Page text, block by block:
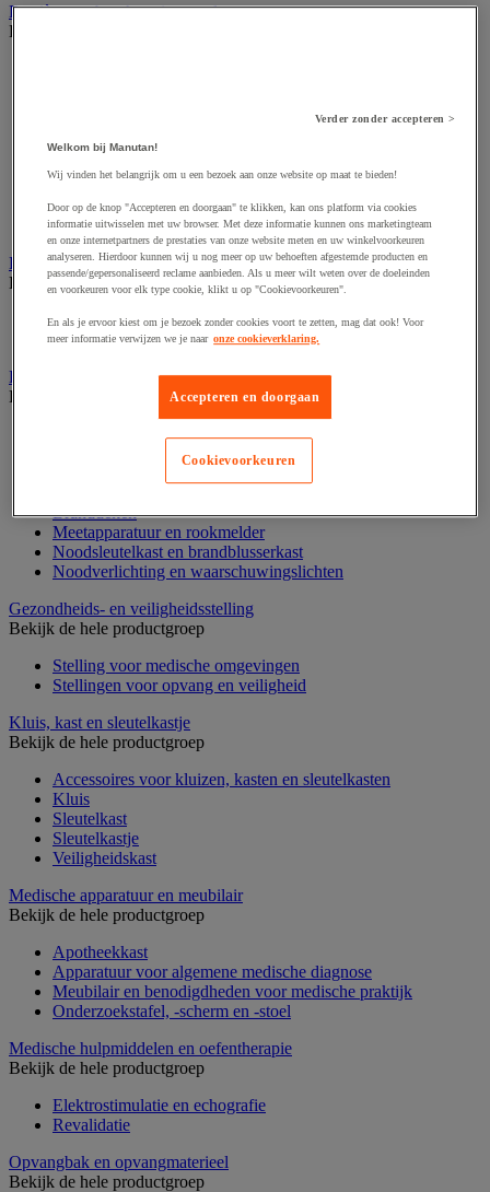
Barrière- en beschermingspaal
Bekijk de hele productgroep
Beschermende afscherming
Beschermende rolbeugel
Modulaire afscherming
Muurhouder met riem
Signaalketting
Bescherming en demper
Bekijk de hele productgroep
Hoek en profiel
Stootranden
Brandpreventie
Bekijk de hele productgroep
Brandbestrijding accessoires
Branddeken
Meetapparatuur en rookmelder
Noodsleutelkast en brandblusserkast
Noodverlichting en waarschuwingslichten
Gezondheids- en veiligheidsstelling
Bekijk de hele productgroep
Stelling voor medische omgevingen
Stellingen voor opvang en veiligheid
Kluis, kast en sleutelkastje
Bekijk de hele productgroep
Accessoires voor kluizen, kasten en sleutelkasten
Kluis
Sleutelkast
Sleutelkastje
Veiligheidskast
Medische apparatuur en meubilair
Bekijk de hele productgroep
Apotheekkast
Apparatuur voor algemene medische diagnose
Meubilair en benodigdheden voor medische praktijk
Onderzoekstafel, -scherm en -stoel
Medische hulpmiddelen en oefentherapie
Bekijk de hele productgroep
Elektrostimulatie en echografie
Revalidatie
Opvangbak en opvangmaterieel
Bekijk de hele productgroep
Verder zonder accepteren >
Welkom bij Manutan!
Wij vinden het belangrijk om u een bezoek aan onze website op maat te bieden!
Door op de knop "Accepteren en doorgaan" te klikken, kan ons platform via cookies
informatie uitwisselen met uw browser. Met deze informatie kunnen ons marketingteam
en onze internetpartners de prestaties van onze website meten en uw winkelvoorkeuren
analyseren. Hierdoor kunnen wij u nog meer op uw behoeften afgestemde producten en
passende/gepersonaliseerd reclame aanbieden. Als u meer wilt weten over de doeleinden
en voorkeuren voor elk type cookie, klikt u op "Cookievoorkeuren".
En als je ervoor kiest om je bezoek zonder cookies voort te zetten, mag dat ook! Voor
meer informatie verwijzen we je naar onze cookieverklaring.
Accepteren en doorgaan
Cookievoorkeuren